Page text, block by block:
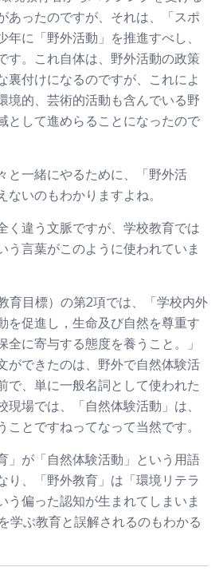
あったのですが、それは、「スポ
年に「野外活動」を推進すべし、
す。これ自体は、野外活動の政策
裏付けになるのですが、これによ
境的、芸術的活動も含んでいる野
として進めらることになったので
と一緒にやるために、「野外活
いのもわかりますよね。
く違う文脈ですが、学校教育では
う言葉がこのように使われていま
育目標）の第2項では、「学校内外
を促進し，生命及び自然を尊重す
全に寄与する態度を養うこと。」
ができたのは、野外で自然体験活
で、単に一般名詞として使われた
現場では、「自然体験活動」は、
ことですねってなって当然です。
」が「自然体験活動」という用語
り、「野外教育」は「環境リテラ
う偏った認知が生まれてしまいま
学ぶ教育と誤解されるのもわかる